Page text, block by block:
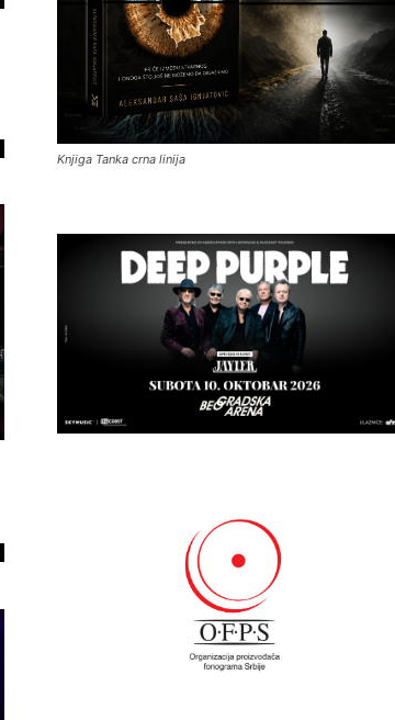
Knjiga Tanka crna linija